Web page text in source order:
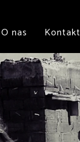
O nas Kontakt